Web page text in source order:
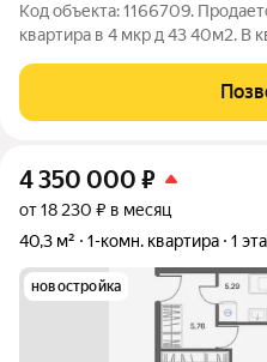
Код объекта: 1166709.
квартира в 4 мкр д 43 40м2. В
Ремонт косметический.
Тобольский педагогический
4 350 000 ₽
от 18 230 ₽ в месяц
40,3 м²
1-комн. квартира 1
новостройка